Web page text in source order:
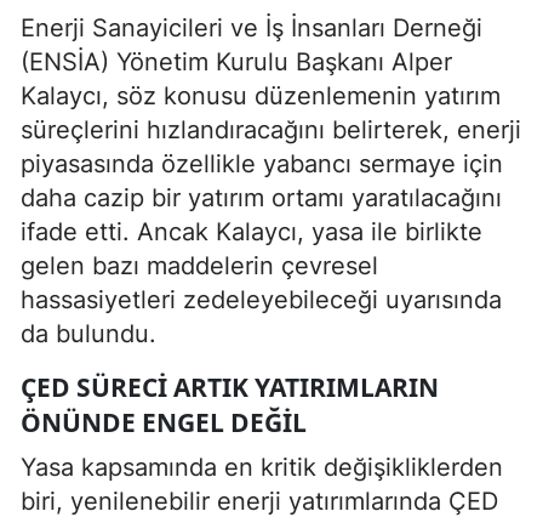
Enerji Sanayicileri ve İş İnsanları Derneği
(ENSİA) Yönetim Kurulu Başkanı Alper
Kalaycı, söz konusu düzenlemenin yatırım
süreçlerini hızlandıracağını belirterek, enerji
piyasasında özellikle yabancı sermaye için
daha cazip bir yatırım ortamı yaratılacağını
ifade etti. Ancak Kalaycı, yasa ile birlikte
gelen bazı maddelerin çevresel
hassasiyetleri zedeleyebileceği uyarısında
da bulundu.
ÇED SÜRECI ARTIK YATIRIMLARIN
ÖNÜNDE ENGEL DEĞIL
Yasa kapsamında en kritik değişikliklerden
biri, yenilenebilir enerji yatırımlarında ÇED